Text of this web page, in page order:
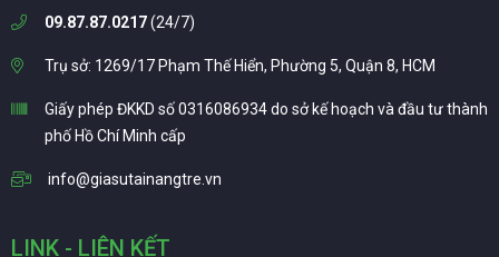
09.87.87.0217(24/7)
Trụ sở: 1269/17 Phạm Thế Hiển, Phường 5, Quận 8, HCM
Giấy phép ĐKKD số 0316086934 do sở kế hoạch và đầu tư thành
phố Hồ Chí Minh cấp
info@giasutainangtre.vn
LINK - LIÊN KẾT